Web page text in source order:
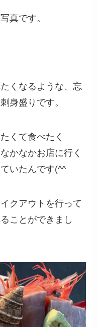
真です。
くなるような、忘
身盛りです。
くて食べたく
かなかお店に行く
いたんです(^^ゞ
クアウトを行って
ことができまし